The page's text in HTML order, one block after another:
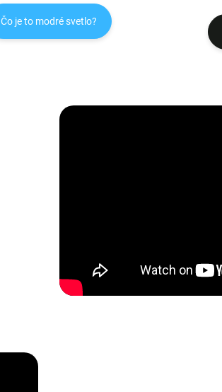
Čo je to modré svetlo?